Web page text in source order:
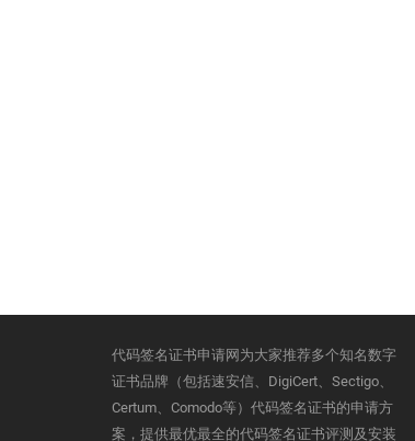
代码签名证书申请网为大家推荐多个知名数字
证书品牌（包括速安信、DigiCert、Sectigo、
Certum、Comodo等）代码签名证书的申请方
案，提供最优最全的代码签名证书评测及安装